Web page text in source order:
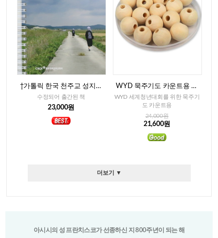
†가톨릭 한국 천주교 성지순
례(개정중보판)
수정되어 출간된 책
23,000원
WYD 묵주기도 카운트용 베
이지색 나무알-15mm(300개)
WYD 세계청년대회를 위한 묵주기
도 카운트용
24,000원
21,600원
더보기 ▼
아시시의 성 프란치스코가 선종하신 지 800주년이 되는 해